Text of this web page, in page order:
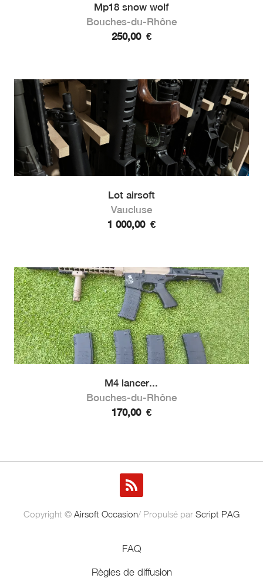
Mp18 snow wolf
Bouches-du-Rhône
250,00 €
Lot airsoft
Vaucluse
1 000,00 €
M4 lancer...
Bouches-du-Rhône
170,00 €
Copyright © Airsoft Occasion/ Propulsé par Script PAG
FAQ
Règles de diffusion